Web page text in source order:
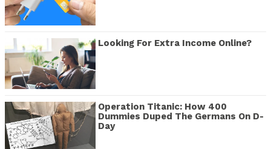
Looking For Extra Income Online?
Operation Titanic: How 400
Dummies Duped The Germans On D-
Day